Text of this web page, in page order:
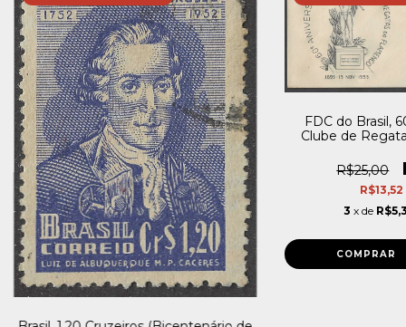
FDC do Brasil,
Clube de
R$25,00
R$13,52
3 x de